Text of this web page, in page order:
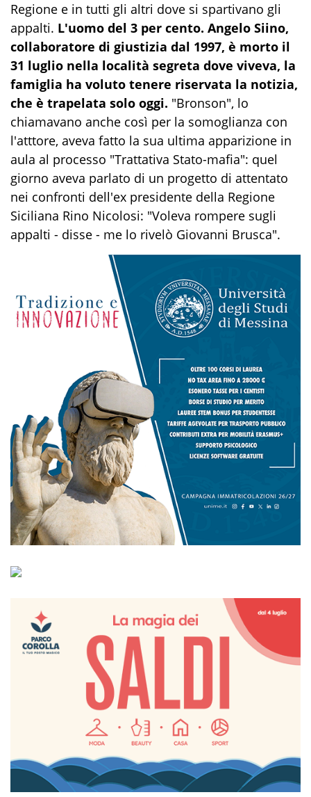
Regione e in tutti gli altri dove si spartivano gli
appalti. L'uomo del 3 per cento. Angelo Siino,
collaboratore di giustizia dal 1997, è morto il
31 luglio nella località segreta dove viveva, la
famiglia ha voluto tenere riservata la notizia,
che è trapelata solo oggi. "Bronson", lo
chiamavano anche così per la somoglianza con
l'atttore, aveva fatto la sua ultima apparizione in
aula al processo "Trattativa Stato-mafia": quel
giorno aveva parlato di un progetto di attentato
nei confronti dell'ex presidente della Regione
Siciliana Rino Nicolosi: "Voleva rompere sugli
appalti - disse - me lo rivelò Giovanni Brusca".